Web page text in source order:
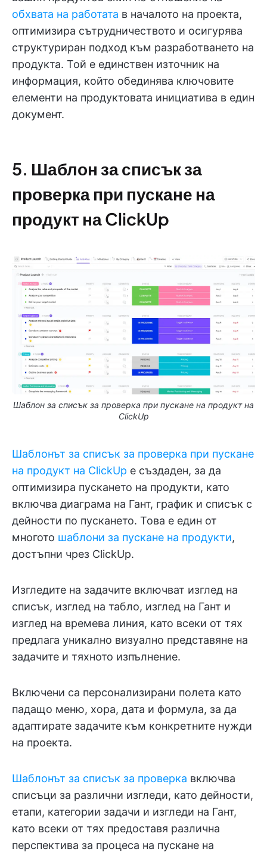
обхвата на работата в началото на проекта,
оптимизира сътрудничеството и осигурява
структуриран подход към разработването на
продукта. Той е единствен източник на
информация, който обединява ключовите
елементи на продуктовата инициатива в един
документ.
5. Шаблон за списък за
проверка при пускане на
продукт на ClickUp
Шаблон за списък за проверка при пускане на продукт на
ClickUp
Шаблонът за списък за проверка при пускане
на продукт на ClickUp е създаден, за да
оптимизира пускането на продукти, като
включва диаграма на Гант, график и списък с
дейности по пускането. Това е един от
многото шаблони за пускане на продукти,
достъпни чрез ClickUp.
Изгледите на задачите включват изглед на
списък, изглед на табло, изглед на Гант и
изглед на времева линия, като всеки от тях
предлага уникално визуално представяне на
задачите и тяхното изпълнение.
Включени са персонализирани полета като
падащо меню, хора, дата и формула, за да
адаптирате задачите към конкретните нужди
на проекта.
Шаблонът за списък за проверка включва
списъци за различни изгледи, като дейности,
етапи, категории задачи и изгледи на Гант,
като всеки от тях предоставя различна
перспектива за процеса на пускане на